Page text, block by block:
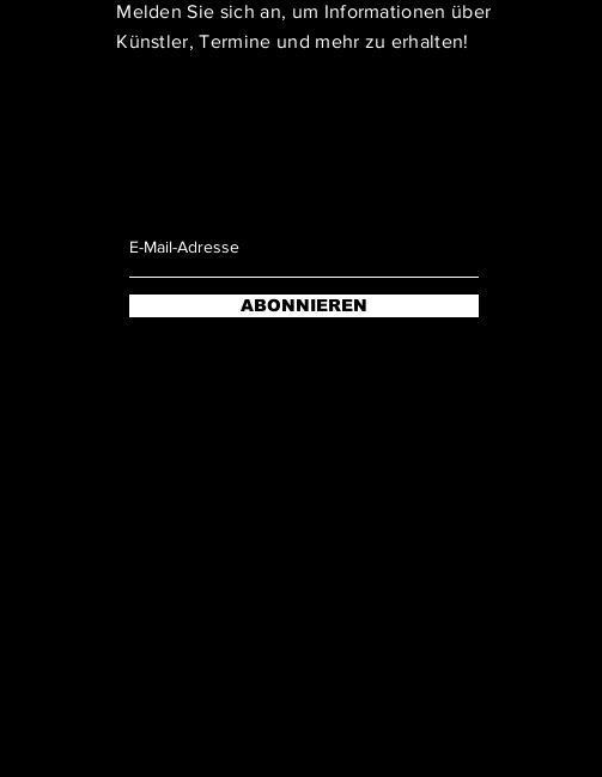
Melden Sie sich an, um Informationen über
Künstler, Termine und mehr zu erhalten!
ABONNIEREN